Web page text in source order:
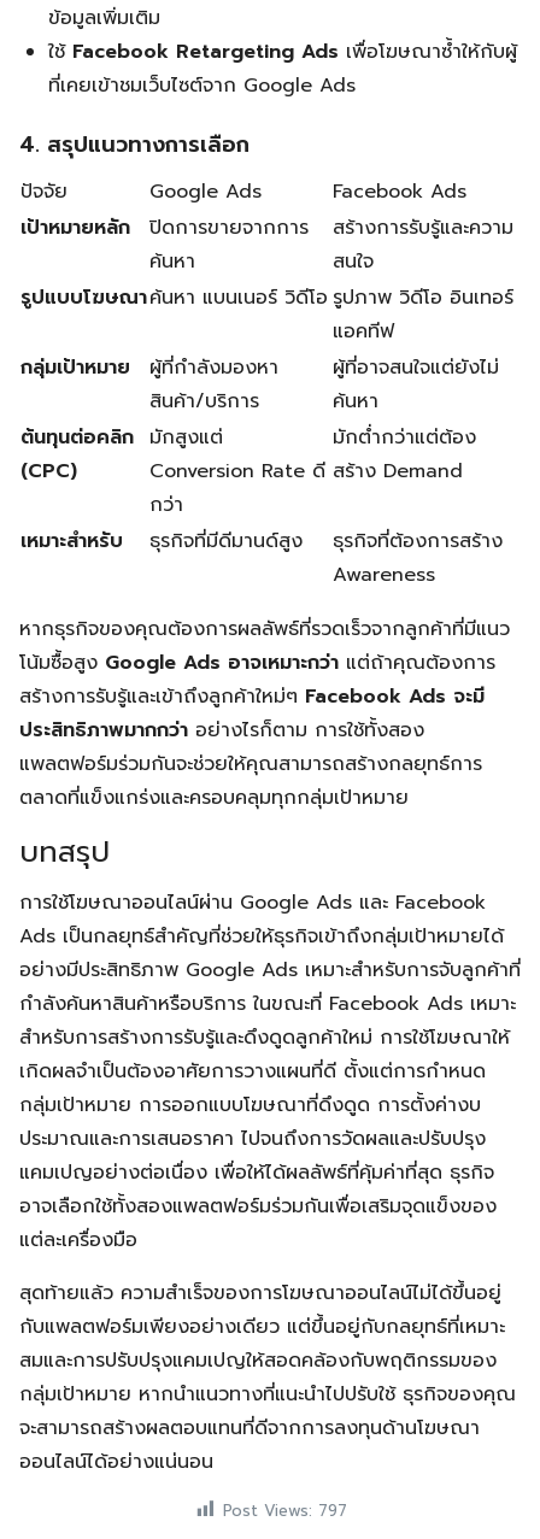
ข้อมูลเพิ่มเติม
ใช้ Facebook Retargeting Ads เพื่อโฆษณาซ้ำให้กับผู้
ที่เคยเข้าชมเว็บไซต์จาก Google Ads
4. สรุปแนวทางการเลือก
ปัจจัย Google Ads
Facebook Ads
เป้าหมายหลัก
ปิดการขายจากการ
ค้นหา
สร้างการรับรู้และความ
สนใจ
รูปแบบโฆษณาค้นหา แบนเนอร์ วิดีโอ รูปภาพ วิดีโอ อินเทอร์
แอคทีฟ
กลุ่มเป้าหมาย
ผู้ที่กำลังมองหา
สินค้า/บริการ
ผู้ที่อาจสนใจแต่ยังไม่
ค้นหา
ต้นทุนต่อคลิก
(CPC)
มักสูงแต่
Conversion Rate ดี
กว่า
มักต่ำกว่าแต่ต้อง
สร้าง Demand
เหมาะสำหรับ ธุรกิจที่มีดีมานด์สูง
ธุรกิจที่ต้องการสร้าง
Awareness
หากธุรกิจของคุณต้องการผลลัพธ์ที่รวดเร็วจากลูกค้าที่มีแนว
โน้มซื้อสูง Google Ads อาจเหมาะกว่า แต่ถ้าคุณต้องการ
สร้างการรับรู้และเข้าถึงลูกค้าใหม่ๆ Facebook Ads จะมี
ประสิทธิภาพมากกว่า อย่างไรก็ตาม การใช้ทั้งสอง
แพลตฟอร์มร่วมกันจะช่วยให้คุณสามารถสร้างกลยุทธ์การ
ตลาดที่แข็งแกร่งและครอบคลุมทุกกลุ่มเป้าหมาย
บทสรุป
การใช้โฆษณาออนไลน์ผ่าน Google Ads และ Facebook
Ads เป็นกลยุทธ์สำคัญที่ช่วยให้ธุรกิจเข้าถึงกลุ่มเป้าหมายได้
อย่างมีประสิทธิภาพ Google Ads เหมาะสำหรับการจับลูกค้าที่
กำลังค้นหาสินค้าหรือบริการ ในขณะที่ Facebook Ads เหมาะ
สำหรับการสร้างการรับรู้และดึงดูดลูกค้าใหม่ การใช้โฆษณาให้
เกิดผลจำเป็นต้องอาศัยการวางแผนที่ดี ตั้งแต่การกำหนด
กลุ่มเป้าหมาย การออกแบบโฆษณาที่ดึงดูด การตั้งค่างบ
ประมาณและการเสนอราคา ไปจนถึงการวัดผลและปรับปรุง
แคมเปญอย่างต่อเนื่อง เพื่อให้ได้ผลลัพธ์ที่คุ้มค่าที่สุด ธุรกิจ
อาจเลือกใช้ทั้งสองแพลตฟอร์มร่วมกันเพื่อเสริมจุดแข็งของ
แต่ละเครื่องมือ
สุดท้ายแล้ว ความสำเร็จของการโฆษณาออนไลน์ไม่ได้ขึ้นอยู่
กับแพลตฟอร์มเพียงอย่างเดียว แต่ขึ้นอยู่กับกลยุทธ์ที่เหมาะ
สมและการปรับปรุงแคมเปญให้สอดคล้องกับพฤติกรรมของ
กลุ่มเป้าหมาย หากนำแนวทางที่แนะนำไปปรับใช้ ธุรกิจของคุณ
จะสามารถสร้างผลตอบแทนที่ดีจากการลงทุนด้านโฆษณา
ออนไลน์ได้อย่างแน่นอน
Post Views: 797